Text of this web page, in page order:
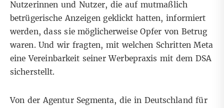
Nutzerinnen und Nutzer, die auf mutmaßlich
betrügerische Anzeigen geklickt hatten, informiert
werden, dass sie möglicherweise Opfer von Betrug
waren. Und wir fragten, mit welchen Schritten Meta
eine Vereinbarkeit seiner Werbepraxis mit dem DSA
sicherstellt.
Von der Agentur Segmenta, die in Deutschland für